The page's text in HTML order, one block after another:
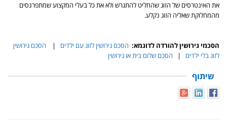
את האינטרסים של הזוג שהחליט להתגרש ולא את כל בעלי המקצוע שמתפרנסים
מהמחלוקת שאליה הזוג נקלע.
הסכמי גירושין להורדה לדוגמא: הסכם גירושין לזוג עם ילדים | הסכם גירושין
לזוג בלי ילדים | הסכם שלום בית או גירושין
שיתוף